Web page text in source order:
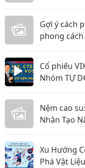
Gợi ý cách
phong
Cổ phiếu
Nhóm TỰ
Nệm cao
Nhân Tạo
Xu Hướng
Phá Vật